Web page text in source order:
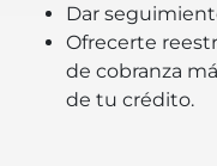
Dar
Ofrecerte
de cobranza
de tu crédito.